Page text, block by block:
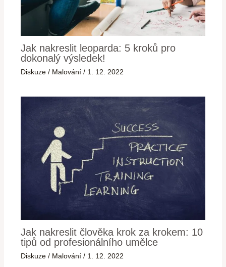
Jak nakreslit leoparda: 5 kroků pro
dokonalý výsledek!
Diskuze / Malování / 1. 12. 2022
Jak nakreslit člověka krok za krokem: 10
tipů od profesionálního umělce
Diskuze / Malování / 1. 12. 2022